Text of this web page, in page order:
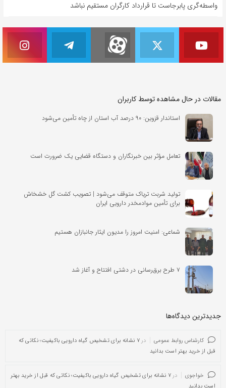
واسطه‌گری پابرجاست تا قرارداد کارگران مستقیم نباشد
مقالات در حال مشاهده توسط کاربران
استاندار قزوین: ۹۰ درصد آب استان از چاه تأمین می‌شود
تعامل مؤثر بین خبرنگاران و دستگاه قضایی یک ضرورت است
تولید شربت تریاک متوقف می‌شود | تصویب کشت گل خشخاش
برای تأمین موادمخدر دارویی ایران
شماعی: امنیت امروز را مدیون ایثار جانبازان هستیم
۷ طرح برق‌رسانی در دشتی افتتاح و آغاز شد
جدیدترین دیدگاه‌‌ها
کارشناس روابط عمومی در
۷ نشانه برای تشخیص گیاه دارویی باکیفیت؛ نکاتی که
قبل از خرید بهتر است بدانید
خواجوی در
۷ نشانه برای تشخیص گیاه دارویی باکیفیت؛ نکاتی که قبل از خرید بهتر